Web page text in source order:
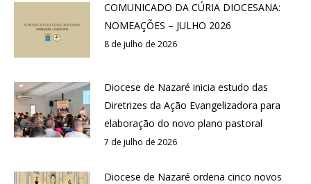
COMUNICADO DA CÚRIA DIOCESANA:
NOMEAÇÕES – JULHO 2026
8 de julho de 2026
Diocese de Nazaré inicia estudo das
Diretrizes da Ação Evangelizadora para
elaboração do novo plano pastoral
7 de julho de 2026
Diocese de Nazaré ordena cinco novos